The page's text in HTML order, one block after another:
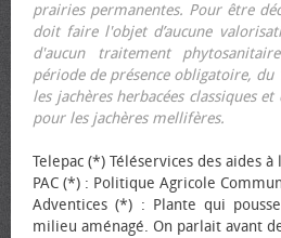
prairies permanentes. Pour être
doit faire l'objet d’aucune
d'aucun traitement
période de présence obligatoire,
les jachères herbacées classiques
pour les jachères mellifères.
Telepac (*) Téléservices des aides à
PAC (*) : Politique Agricole
Adventices (*) : Plante qui
milieu aménagé. On parlait avant